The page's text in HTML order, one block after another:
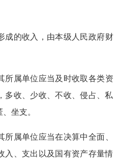
成的收入，由本级人民政府财
属单位应当及时收取各类资
多收、少收、不收、侵占、私
坐支。
属单位应当在决算中全面、
入、支出以及国有资产存量情